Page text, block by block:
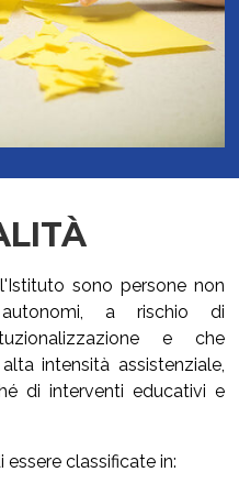
sono persone non
a rischio di
e che
intensità assistenziale,
di interventi educativi e
classificate in: